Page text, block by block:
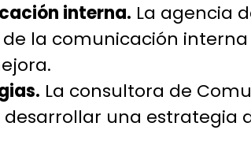
interna. La agencia
la comunicación
La consultora de
una estrategia